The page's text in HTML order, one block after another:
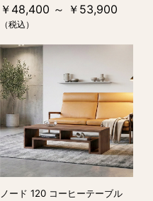
￥48,400 ～ ￥53,900
（税込）
ノード 120 コーヒーテーブル